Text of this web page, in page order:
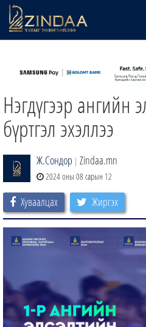
ТВ8
ӨГЛӨӨНИЙ СОНИН
АУДИО ЗОХИОЛ
ЗИНДАА СЭТГҮҮЛ
Нэгдүгээр ангийн
бүртгэл эхэллээ
Ж.Сондор | Zindaa.mn
2024 оны 08 сарын 12
Хуваалцах Жиргэх